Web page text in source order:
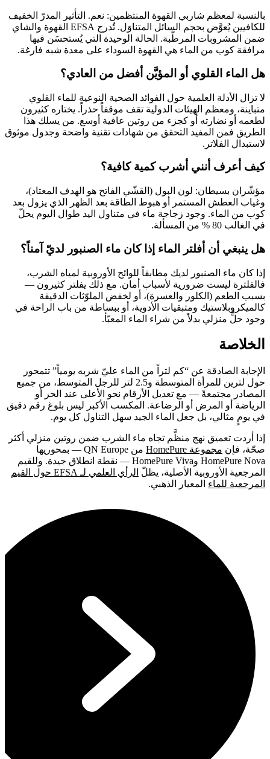
بالنسبة لمعظم شاربي القهوة المنتظمين: نعم. التأثير المدرّ الخفيف
للكافيين يُعوَّض بحجم السائل المتناوَل. تُدرج EFSA القهوة والشاي
ضمن المشروبات المرطّبة. الحالة الوحيدة التي يُستحسَن فيها
مرافقة كوب من الماء هي القهوة السوداء على معدة شبه فارغة.
هل الماء القلوي أو المؤيَّن أفضل من العادي؟
لا تزال الأدلة العلمية حول الفوائد الصحية النوعية للماء القلوي
متباينة، ومعظم الهيئات الدولية تقف موقفاً حذراً. يختاره كثيرون
لطعمه أو نضارته أو كجزء من روتين عافية أوسع. من يسلك هذا
الطريق فمن المفيد التحقق من شهادات تقنية واضحة وجدول موثوق
لاستبدال الفلاتر.
كيف أعرف أنني أشرب كمية كافية؟
مؤشّران بسيطان: لون البول (القشّي الفاتح هو الهدف المعتاد)،
وغياب العطش المستمر أو هبوط الطاقة بعد الظهر الذي يزول بعد
كوب من الماء. وجود زجاجة ماء في متناول اليد طوال اليوم يحلّ
في الغالب 80 % من المسألة.
هل ينبغي أن أفلتر الماء إذا كان ماء الصنبور لديّ آمناً؟
إذا كان ماء الصنبور لديك مطابقاً للوائح الأوروبية لمياه الشرب،
فالفلترة ليست ضرورية لأسباب أمان. مع ذلك يفلتر كثيرون —
بسبب الطعم (الكلور والعسرة)، أو لخفض الملوّثات الدقيقة
كالميكروبلاستيك ومتبقيات الأدوية، أو ببساطة من باب الراحة في
وجود حلٍّ منزلي بدلاً من شراء الماء المعبّأ.
الخلاصة
الإجابة الصادقة عن “كم لتراً من الماء عليّ شربه يومياً” تتمحور
حول لترين للمرأة المتوسطة و2.5 لتر للرجل المتوسط، من جميع
المصادر مجتمعةً — مع تعديل الأرقام نحو الأعلى عند الحر أو
الرياضة أو المرض أو الرضاعة. المكسب الأكبر ليس بلوغ رقم دقيق
في يومٍ مثالي، بل جعل الماء الجيد سهل التناول كل يوم.
إذا أردت تعميق نهج منظَّم تجاه ماء الشرب ضمن روتين منزلي أكثر
صحّة، فإن مجموعة HomePure
من QN Europe — بمحوريها
HomePure Nova وHomePure Viva — نقطة انطلاق جيدة. وللقيم
المرجعية الأوروبية الأصلية، يظلّ
الرأي العلمي لـ EFSA حول القيم
المرجعية للماء المعيار الذهبي.